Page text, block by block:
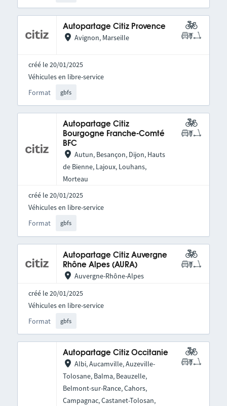
Autopartage Citiz Provence
Avignon, Marseille
créé le 20/01/2025
Format gbfs
Véhicules en libre-service
Autopartage Citiz
Bourgogne Franche-Comté
BFC
Autun, Besançon, Dijon, Hauts
de Bienne, Lajoux, Louhans,
Morteau
créé le 20/01/2025
Format gbfs
Véhicules en libre-service
Autopartage Citiz Auvergne
Rhône Alpes (AURA)
Auvergne-Rhône-Alpes
créé le 20/01/2025
Format gbfs
Véhicules en libre-service
Autopartage Citiz Occitanie
Albi, Aucamville, Auzeville-
Tolosane, Balma, Beauzelle,
Belmont-sur-Rance, Cahors,
Campagnac, Castanet-Tolosan,